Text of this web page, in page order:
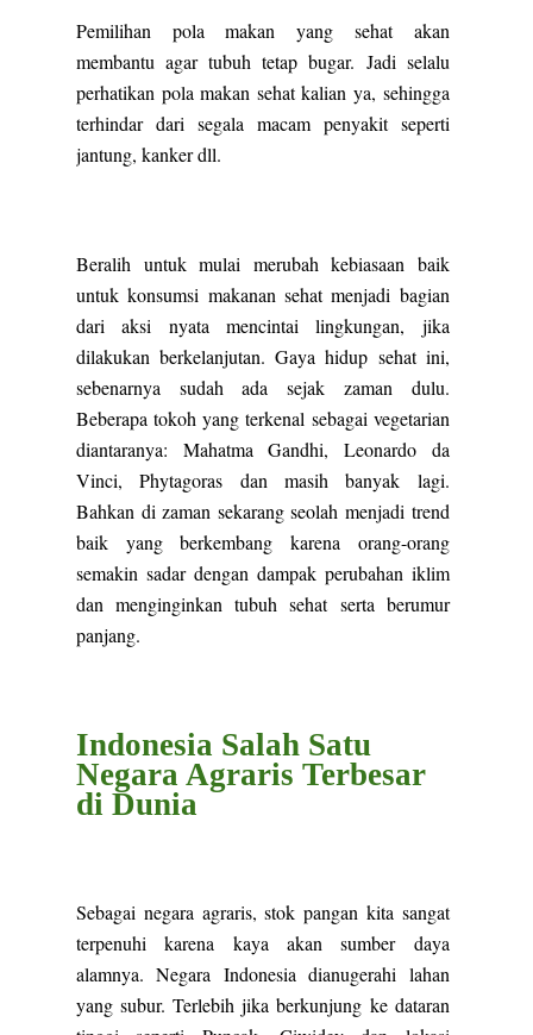
Pemilihan pola makan yang sehat akan
membantu agar tubuh tetap bugar. Jadi selalu
perhatikan pola makan sehat kalian ya, sehingga
terhindar dari segala macam penyakit seperti
jantung, kanker dll.
Beralih untuk mulai merubah kebiasaan baik
untuk konsumsi makanan sehat menjadi bagian
dari aksi nyata mencintai lingkungan, jika
dilakukan berkelanjutan. Gaya hidup sehat ini,
sebenarnya sudah ada sejak zaman dulu.
Beberapa tokoh yang terkenal sebagai vegetarian
diantaranya: Mahatma Gandhi, Leonardo da
Vinci, Phytagoras dan masih banyak lagi.
Bahkan di zaman sekarang seolah menjadi trend
baik yang berkembang karena orang-orang
semakin sadar dengan dampak perubahan iklim
dan menginginkan tubuh sehat serta berumur
panjang.
Indonesia Salah Satu
Negara Agraris Terbesar
di Dunia
Sebagai negara agraris, stok pangan kita sangat
terpenuhi karena kaya akan sumber daya
alamnya. Negara Indonesia dianugerahi lahan
yang subur. Terlebih jika berkunjung ke dataran